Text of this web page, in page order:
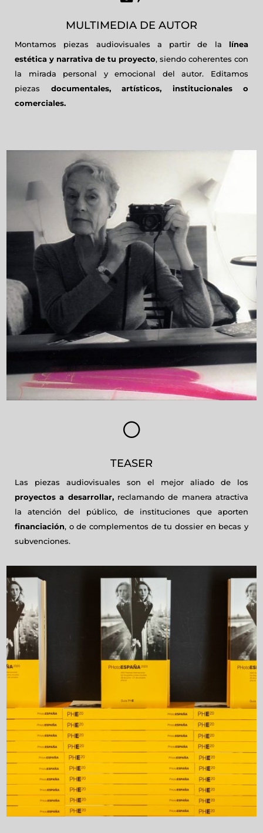
MULTIMEDIA DE AUTOR
Montamos piezas audiovisuales a partir de la línea
estética y narrativa de tu proyecto, siendo coherentes con
la mirada personal y emocional del autor. Editamos
piezas documentales, artísticos, institucionales o
comerciales.
[
TEASER
Las piezas audiovisuales son el mejor aliado de los
proyectos a desarrollar,reclamando de manera atractiva
la atención del público, de instituciones que aporten
financiación, o de complementos de tu dossier en becas y
subvenciones.